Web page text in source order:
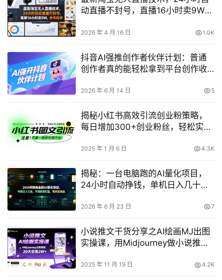
动直播不封号，直播16小时卖9W，
2026 年 4 月 16 日 1.0K
抖音AI强推创作者伙伴计划：普通
创作者真的能轻松拿到平台创作收
2026 年 6 月 14 日 5
揭秘小红书高效引流创业粉策略，
每日增加300+创业粉丝，轻松实现
2025 年 1 月 6 日 4.3K
揭秘：一台电脑跑的AI量化项目，
24小时自动挣钱，单机日入几十美
2026 年 6 月 23 日 7
小说推文干货分享之AI绘画MJ出图
实操课，用Midjourney做小说推
2025 年 11 月 19 日 4.2K